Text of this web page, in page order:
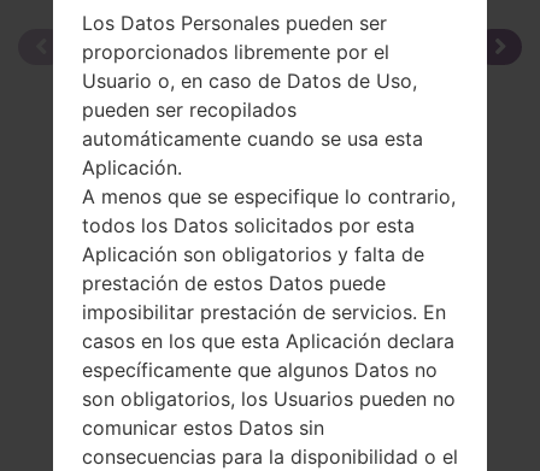
Los Datos Personales pueden ser
proporcionados libremente por el
Usuario o, en caso de Datos de Uso,
pueden ser recopilados
automáticamente cuando se usa esta
Aplicación.
A menos que se especifique lo contrario,
todos los Datos solicitados por esta
Aplicación son obligatorios y falta de
prestación de estos Datos puede
imposibilitar prestación de servicios. En
casos en los que esta Aplicación declara
específicamente que algunos Datos no
son obligatorios, los Usuarios pueden no
comunicar estos Datos sin
consecuencias para la disponibilidad o el